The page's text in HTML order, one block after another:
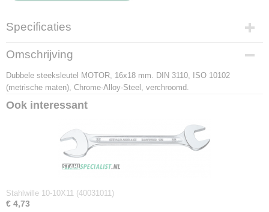
Specificaties
Productcode
40031618
EAN code
4018754017881
Productcode leverancier
Afmetingen (l,b,h)
21,60 x 4,10 x 0,70 cm
Omschrijving
Dubbele steeksleutel MOTOR, 16x18 mm. DIN 3110, ISO 10102
(metrische maten), Chrome-Alloy-Steel, verchroomd.
Ook interessant
Stahlwille 10-10X11 (40031011)
€ 4,73